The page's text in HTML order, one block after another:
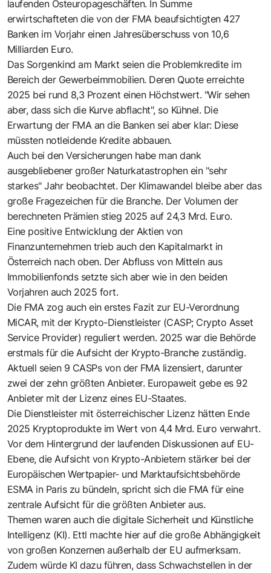
laufenden Osteuropageschäften. In Summe
erwirtschafteten die von der FMA beaufsichtigten 427
Banken im Vorjahr einen Jahresüberschuss von 10,6
Milliarden Euro.
Das Sorgenkind am Markt seien die Problemkredite im
Bereich der Gewerbeimmobilien. Deren Quote erreichte
2025 bei rund 8,3 Prozent einen Höchstwert. "Wir sehen
aber, dass sich die Kurve abflacht", so Kühnel. Die
Erwartung der FMA an die Banken sei aber klar: Diese
müssten notleidende Kredite abbauen.
Auch bei den Versicherungen habe man dank
ausgebliebener großer Naturkatastrophen ein "sehr
starkes" Jahr beobachtet. Der Klimawandel bleibe aber das
große Fragezeichen für die Branche. Der Volumen der
berechneten Prämien stieg 2025 auf 24,3 Mrd. Euro.
Eine positive Entwicklung der Aktien von
Finanzunternehmen trieb auch den Kapitalmarkt in
Österreich nach oben. Der Abfluss von Mitteln aus
Immobilienfonds setzte sich aber wie in den beiden
Vorjahren auch 2025 fort.
Die FMA zog auch ein erstes Fazit zur EU-Verordnung
MiCAR, mit der Krypto-Dienstleister (CASP; Crypto Asset
Service Provider) reguliert werden. 2025 war die Behörde
erstmals für die Aufsicht der Krypto-Branche zuständig.
Aktuell seien 9 CASPs von der FMA lizensiert, darunter
zwei der zehn größten Anbieter. Europaweit gebe es 92
Anbieter mit der Lizenz eines EU-Staates.
Die Dienstleister mit österreichischer Lizenz hätten Ende
2025 Kryptoprodukte im Wert von 4,4 Mrd. Euro verwahrt.
Vor dem Hintergrund der laufenden Diskussionen auf EU-
Ebene, die Aufsicht von Krypto-Anbietern stärker bei der
Europäischen Wertpapier- und Marktaufsichtsbehörde
ESMA in Paris zu bündeln, spricht sich die FMA für eine
zentrale Aufsicht für die größten Anbieter aus.
Themen waren auch die digitale Sicherheit und Künstliche
Intelligenz (KI). Ettl machte hier auf die große Abhängigkeit
von großen Konzernen außerhalb der EU aufmerksam.
Zudem würde KI dazu führen, dass Schwachstellen in der